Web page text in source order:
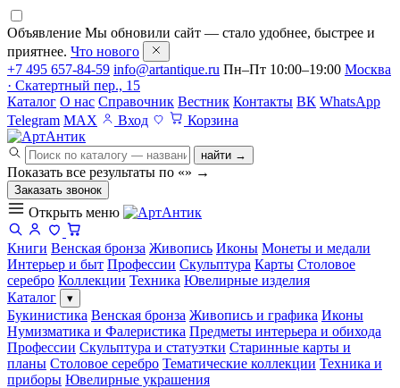
Объявление Мы обновили сайт — стало удобнее, быстрее и
приятнее. Что нового
+7 495 657-84-59 info@artantique.ru Пн–Пт 10:00–19:00 Москва
· Скатертный пер., 15
Каталог О нас Справочник Вестник Контакты ВК WhatsApp
Telegram MAX Вход Корзина
найти →
Показать все результаты по «» →
Заказать звонок
Открыть меню
Книги Венская бронза Живопись Иконы Монеты и медали
Интерьер и быт Профессии Скульптура Карты Столовое
серебро Коллекции Техника Ювелирные изделия
Каталог
▾
Букинистика Венская бронза Живопись и графика Иконы
Нумизматика и Фалеристика Предметы интерьера и обихода
Профессии Скульптура и статуэтки Старинные карты и
планы Столовое серебро Тематические коллекции Техника и
приборы Ювелирные украшения